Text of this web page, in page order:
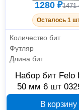
1280 ₽1471
Осталось 1
Количество бит
Футляр
Длина бит
Набор бит Felo
50 мм 6 шт
В корзину